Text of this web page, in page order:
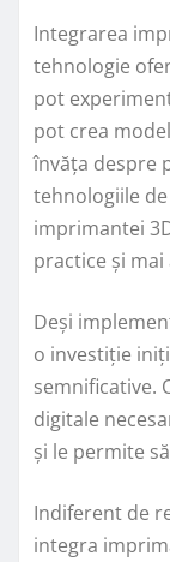
Integrarea
tehnologie
pot
pot crea
învăța despre
tehnologiile
imprimantei
practice și
Deși
o investiție
semnificative.
digitale
și le permite
Indiferent de
integra